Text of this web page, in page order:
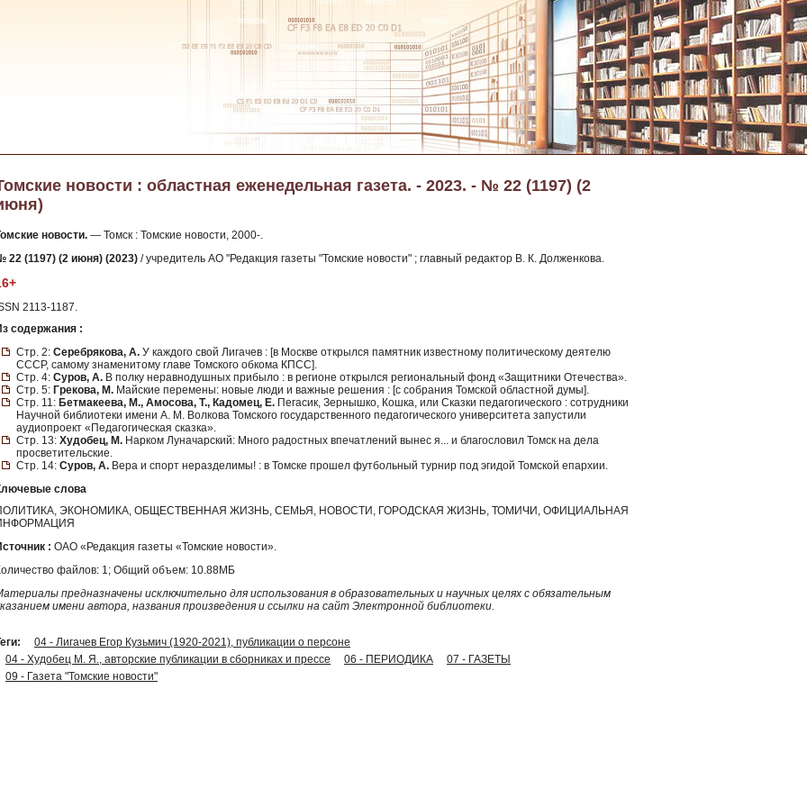
новости : областная еженедельная газета. - 2023. - № 22 (1197) (2
новости. — Томск : Томские новости, 2000-.
22 (1197) (2 июня) (2023) / учредитель АО "Редакция газеты "Томские новости" ; главный редактор В. К. Долженкова.
2113-1187.
содержания :
Стр. 2: Серебрякова, А. У каждого свой Лигачев : [в Москве открылся памятник известному политическому деятелю
СССР, самому знаменитому главе Томского обкома КПСС].
Стр. 4: Суров, А. В полку неравнодушных прибыло : в регионе открылся региональный фонд «Защитники Отечества».
Стр. 5: Грекова, М. Майские перемены: новые люди и важные решения : [с собрания Томской областной думы].
Стр. 11: Бетмакеева, М., Амосова, Т., Кадомец, Е. Пегасик, Зернышко, Кошка, или Сказки педагогического : сотрудники
Научной библиотеки имени А. М. Волкова Томского государственного педагогического университета запустили
аудиопроект «Педагогическая сказка».
Стр. 13: Худобец, М. Нарком Луначарский: Много радостных впечатлений вынес я... и благословил Томск на дела
просветительские.
Стр. 14: Суров, А. Вера и спорт неразделимы! : в Томске прошел футбольный турнир под эгидой Томской епархии.
слова
ЭКОНОМИКА, ОБЩЕСТВЕННАЯ ЖИЗНЬ, СЕМЬЯ, НОВОСТИ, ГОРОДСКАЯ ЖИЗНЬ, ТОМИЧИ, ОФИЦИАЛЬНАЯ
: ОАО «Редакция газеты «Томские новости».
файлов: 1; Общий объем: 10.88МБ
предназначены исключительно для использования в образовательных и научных целях с обязательным
имени автора, названия произведения и ссылки на сайт Электронной библиотеки.
04 - Лигачев Егор Кузьмич (1920-2021), публикации о персоне
04 - Худобец М. Я., авторские публикации в сборниках и прессе
06 - ПЕРИОДИКА
07 - ГАЗЕТЫ
09 - Газета "Томские новости"